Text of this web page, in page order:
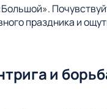
праздника и
и